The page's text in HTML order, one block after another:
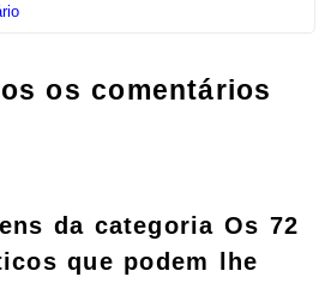
os comentários
da categoria Os 72
que podem lhe